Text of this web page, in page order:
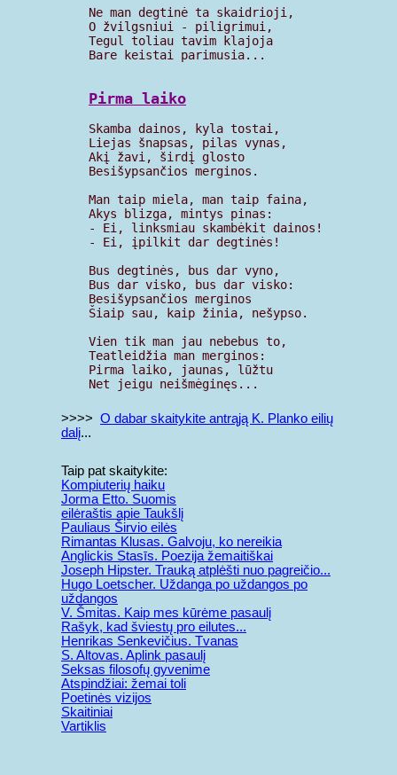
Ne man degtinė ta skaidrioji,
O žvilgsniui - piligrimui,
Tegul toliau tavim klajoja
Bare keistai parimusia...
Pirma laiko
Skamba dainos, kyla tostai,
Liejas šnapsas, pilas vynas,
Akį žavi, širdį glosto
Besišypsančios merginos.
Man taip miela, man taip faina,
Akys blizga, mintys pinas:
- Ei, linksmiau skambėkit dainos!
- Ei, įpilkit dar degtinės!
Bus degtinės, bus dar vyno,
Bus dar visko, bus dar visko:
Besišypsančios merginos
Šiaip sau, kaip žinia, nešypso.
Vien tik man jau nebebus to,
Teatleidžia man merginos:
Pirma laiko, jaunas, lūžtu
>>>> O dabar skaitykite antrąją K. Planko eilių
dalį...
Taip pat skaitykite:
Kompiuterių haiku
Jorma Etto. Suomis
eilėraštis apie Taukšlį
Pauliaus Širvio eilės
Rimantas Klusas. Galvoju, ko nereikia
Anglickis Stasīs. Poezija žemaitiškai
Joseph Hipster. Trauką atplėšti nuo pagreičio...
Hugo Loetscher. Uždanga po uždangos po
uždangos
V. Šmitas. Kaip mes kūrėme pasaulį
Rašyk, kad šviestų pro eilutes...
Henrikas Senkevičius. Tvanas
S. Altovas. Aplink pasaulį
Seksas filosofų gyvenime
Atspindžiai: žemai toli
Poetinės vizijos
Skaitiniai
Vartiklis